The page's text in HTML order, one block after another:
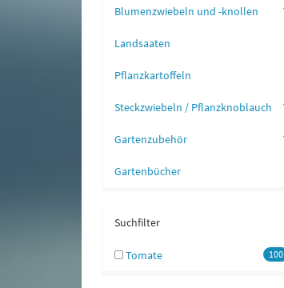
Blumenzwiebeln und -knollen
Landsaaten
Pflanzkartoffeln
Steckzwiebeln / Pflanzknoblauch
Gartenzubehör
Gartenbücher
Suchfilter
100
Tomate